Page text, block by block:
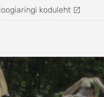
koduleht